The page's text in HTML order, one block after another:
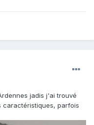
jadis j'ai trouvé
caractéristiques, parfois